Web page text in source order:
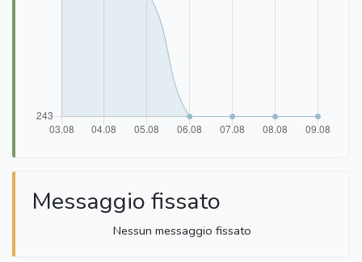
Messaggio fissato
Nessun messaggio fissato